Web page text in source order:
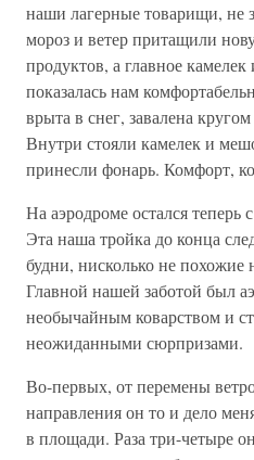
наши лагерные товарищи, не
мороз и ветер притащили
продуктов, а главное
показалась нам
врыта в снег, завалена
Внутри стояли камелек и
принесли фонарь. Комфорт,
На аэродроме остался
Эта наша тройка до конца
будни, нисколько не похожие
Главной нашей заботой был
необычайным коварством и
неожиданными сюрпризами.
Во-первых, от перемены
направления он то и дело
в площади. Раза три-четыре